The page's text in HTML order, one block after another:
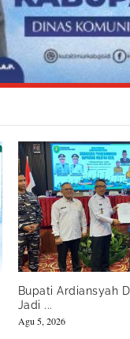
Bupati Ardiansyah
Jadi ...
Agu 5, 2026